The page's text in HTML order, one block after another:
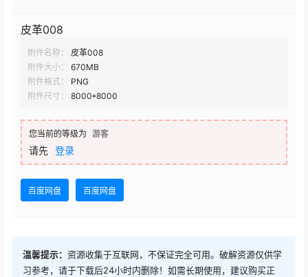
皮革008
附件名称：
皮革008
附件大小：
670MB
附件格式：
PNG
附件尺寸：
8000*8000
您当前的等级为 游客
请先 登录
百度网盘 百度网盘
温馨提示： 资源收集于互联网，不保证完全可用。破解资源仅供学
习参考，请于下载后24小时内删除！如需长期使用，建议购买正